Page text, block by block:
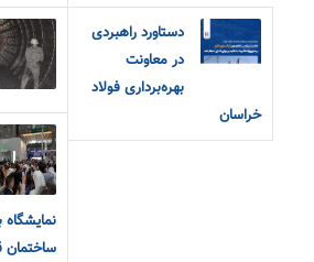
دستاورد راهبردی
در معاونت
بهره‌برداری فولاد
خراسان
ساختمان